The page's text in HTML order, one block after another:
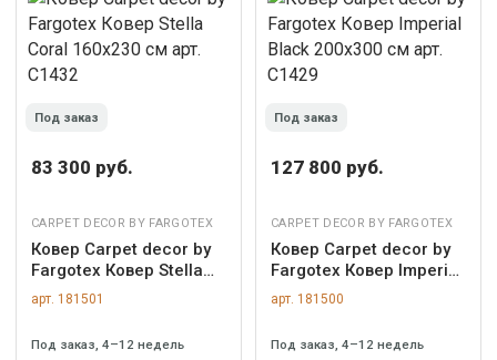
Под заказ
83 300 руб.
CARPET DECOR BY FARGOTEX
Ковер Carpet decor by
Fargotex Ковер Stella
Coral 160х230 см арт.
C1432
арт. 181501
Под заказ, 4–12 недель
Под заказ
127 800 руб.
CARPET DECOR BY FARGOTEX
Ковер Carpet decor by
Fargotex Ковер Imperial
Black 200х300 см арт.
C1429
арт. 181500
Под заказ, 4–12 недель